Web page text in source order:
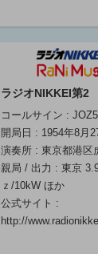
マーシー山
授のびっくり
ラシック！
マーシー山
授
07:00 ～
ラジオの扉
ラジオNIKKEI第2
コールサイン :
開局日 : 1954年8月
演奏所 : 東京都港区
親局 / 出力 : 東京
ｚ/10kW ほか
公式サイト :
http://